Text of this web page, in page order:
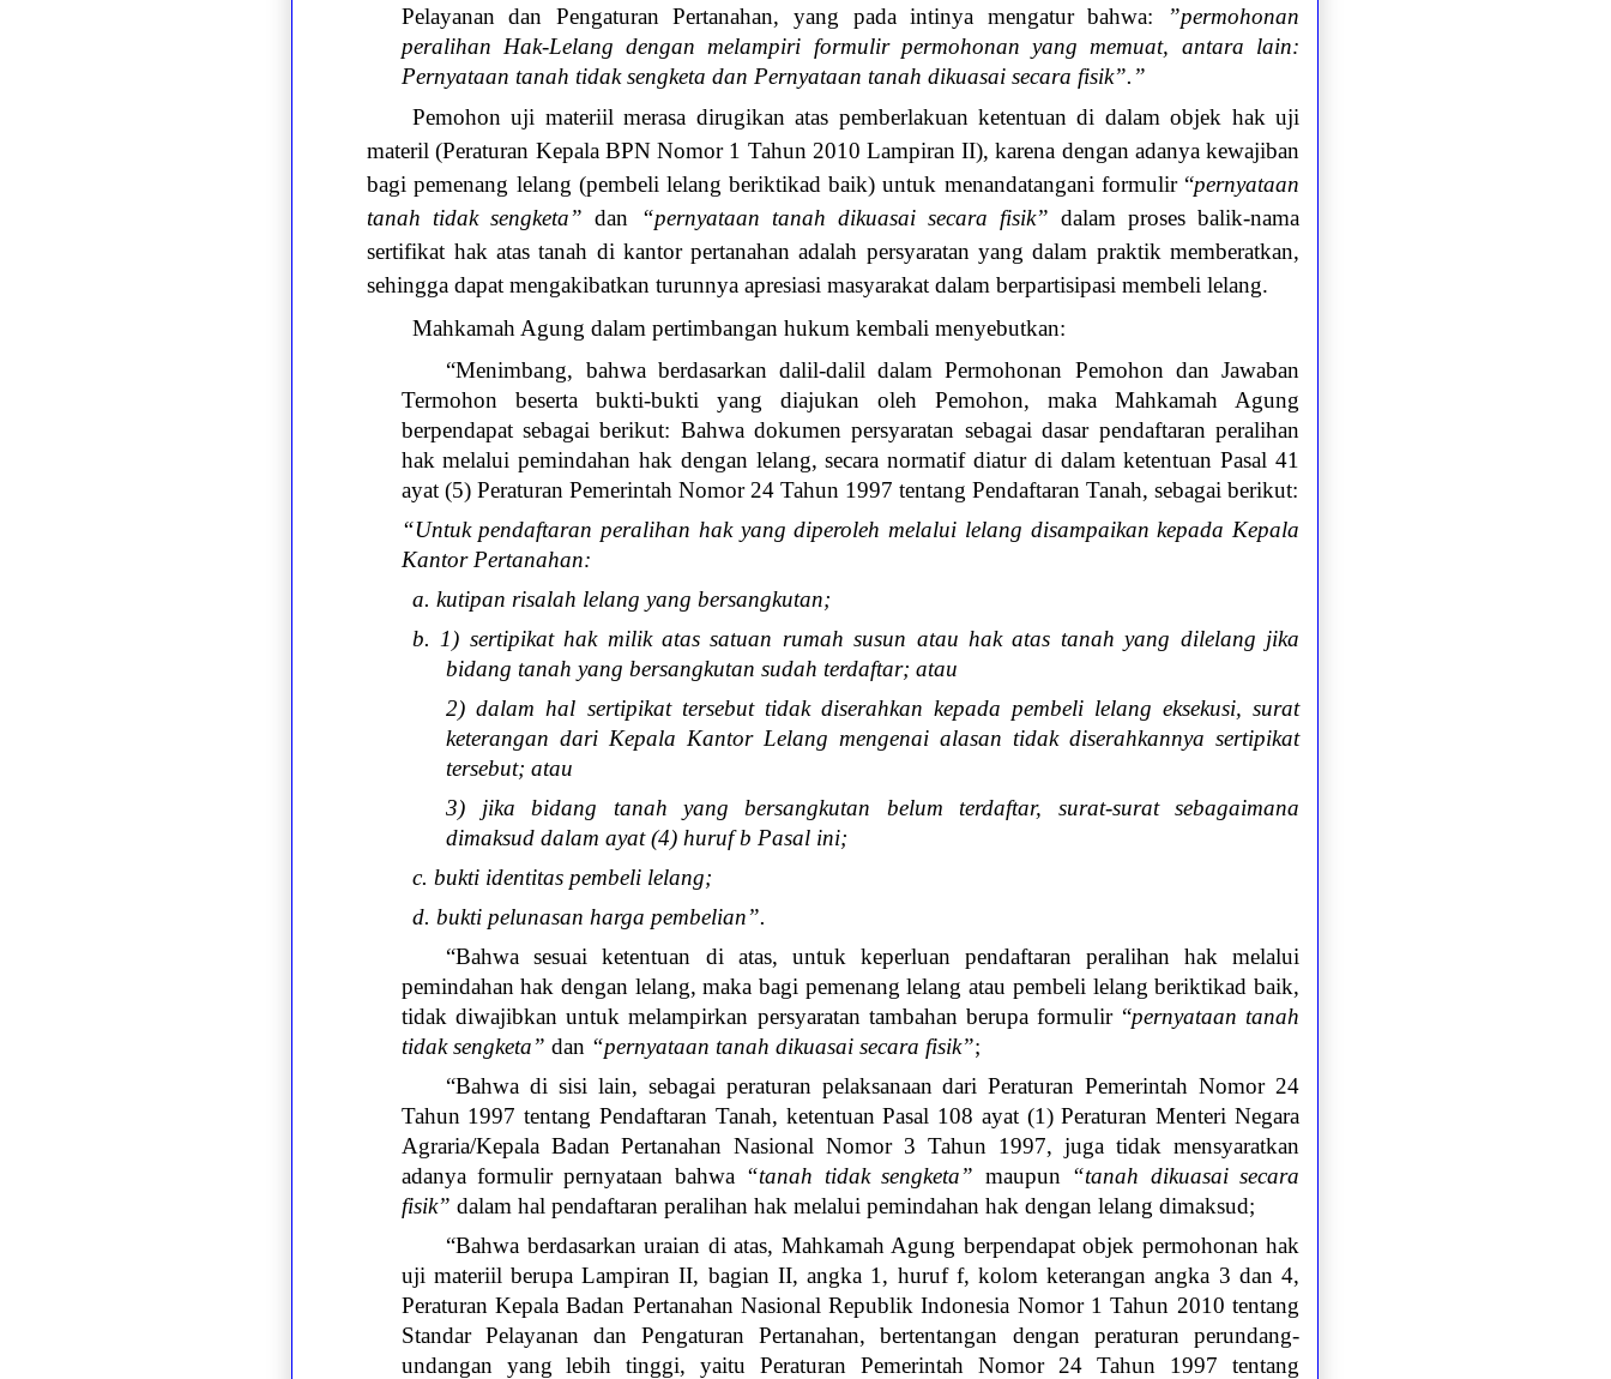
Pelayanan dan Pengaturan Pertanahan, yang pada intinya mengatur bahwa: ”permohonan
peralihan Hak-Lelang dengan melampiri formulir permohonan yang memuat, antara lain:
Pernyataan tanah tidak sengketa dan Pernyataan tanah dikuasai secara fisik”.”
Pemohon uji materiil merasa dirugikan atas pemberlakuan ketentuan di dalam objek hak uji
materil (Peraturan Kepala BPN Nomor 1 Tahun 2010 Lampiran II), karena dengan adanya kewajiban
bagi pemenang lelang (pembeli lelang beriktikad baik) untuk menandatangani formulir “pernyataan
tanah tidak sengketa”dan “pernyataan tanah dikuasai secara fisik” dalam proses balik-nama
sertifikat hak atas tanah di kantor pertanahan adalah persyaratan yang dalam praktik memberatkan,
sehingga dapat mengakibatkan turunnya apresiasi masyarakat dalam berpartisipasi membeli lelang.
Mahkamah Agung dalam pertimbangan hukum kembali menyebutkan:
“Menimbang, bahwa berdasarkan dalil-dalil dalam Permohonan Pemohon dan Jawaban
Termohon beserta bukti-bukti yang diajukan oleh Pemohon, maka Mahkamah Agung
berpendapat sebagai berikut: Bahwa dokumen persyaratan sebagai dasar pendaftaran peralihan
hak melalui pemindahan hak dengan lelang, secara normatif diatur di dalam ketentuan Pasal 41
ayat (5) Peraturan Pemerintah Nomor 24 Tahun 1997 tentang Pendaftaran Tanah, sebagai berikut:
“Untuk pendaftaran peralihan hak yang diperoleh melalui lelang disampaikan kepada Kepala
Kantor Pertanahan:
a. kutipan risalah lelang yang bersangkutan;
b. 1) sertipikat hak milik atas satuan rumah susun atau hak atas tanah yang dilelang jika
bidang tanah yang bersangkutan sudah terdaftar; atau
2) dalam hal sertipikat tersebut tidak diserahkan kepada pembeli lelang eksekusi, surat
keterangan dari Kepala Kantor Lelang mengenai alasan tidak diserahkannya sertipikat
tersebut; atau
3) jika bidang tanah yang bersangkutan belum terdaftar, surat-surat sebagaimana
dimaksud dalam ayat (4) huruf b Pasal ini;
c. bukti identitas pembeli lelang;
d. bukti pelunasan harga pembelian”.
“Bahwa sesuai ketentuan di atas, untuk keperluan pendaftaran peralihan hak melalui
pemindahan hak dengan lelang, maka bagi pemenang lelang atau pembeli lelang beriktikad baik,
tidak diwajibkan untuk melampirkan persyaratan tambahan berupa formulir “pernyataan tanah
tidak sengketa” dan “pernyataan tanah dikuasai secara fisik”;
“Bahwa di sisi lain, sebagai peraturan pelaksanaan dari Peraturan Pemerintah Nomor 24
Tahun 1997 tentang Pendaftaran Tanah, ketentuan Pasal 108 ayat (1) Peraturan Menteri Negara
Agraria/Kepala Badan Pertanahan Nasional Nomor 3 Tahun 1997, juga tidak mensyaratkan
adanya formulir pernyataan bahwa “tanah tidak sengketa” maupun “tanah dikuasai secara
fisik” dalam hal pendaftaran peralihan hak melalui pemindahan hak dengan lelang dimaksud;
“Bahwa berdasarkan uraian di atas, Mahkamah Agung berpendapat objek permohonan hak
uji materiil berupa Lampiran II, bagian II, angka 1, huruf f, kolom keterangan angka 3 dan 4,
Peraturan Kepala Badan Pertanahan Nasional Republik Indonesia Nomor 1 Tahun 2010 tentang
Standar Pelayanan dan Pengaturan Pertanahan, bertentangan dengan peraturan perundang-
undangan yang lebih tinggi, yaitu Peraturan Pemerintah Nomor 24 Tahun 1997 tentang